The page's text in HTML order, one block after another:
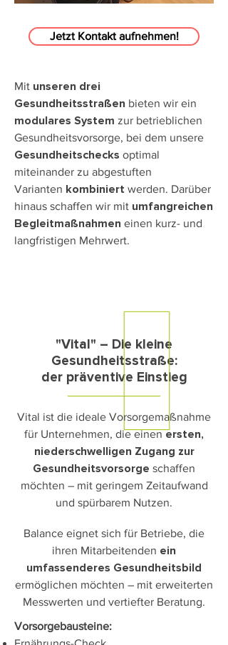
Jetzt Kontakt aufnehmen!
Mit unseren drei
Gesundheitsstraßen bieten wir ein
modulares System zur betrieblichen
Gesundheitsvorsorge, bei dem unsere
Gesundheitschecks optimal
miteinander zu abgestuften
Varianten kombiniert werden. Darüber
hinaus schaffen wir mit umfangreichen
Begleitmaßnahmen einen kurz- und
langfristigen Mehrwert.
"Vital" – Die kleine
Gesundheitsstraße:
der präventive Einstieg
Vital ist die ideale Vorsorgemaßnahme
für Unternehmen, die einenersten,
niederschwelligen Zugang zur
Gesundheitsvorsorge schaffen
möchten – mit geringem Zeitaufwand
und spürbarem Nutzen.
Balance eignet sich für Betriebe, die
ihren Mitarbeitenden ein
umfassenderes Gesundheitsbild
ermöglichen möchten – mit erweiterten
Messwerten und vertiefter Beratung.
Vorsorgebausteine: